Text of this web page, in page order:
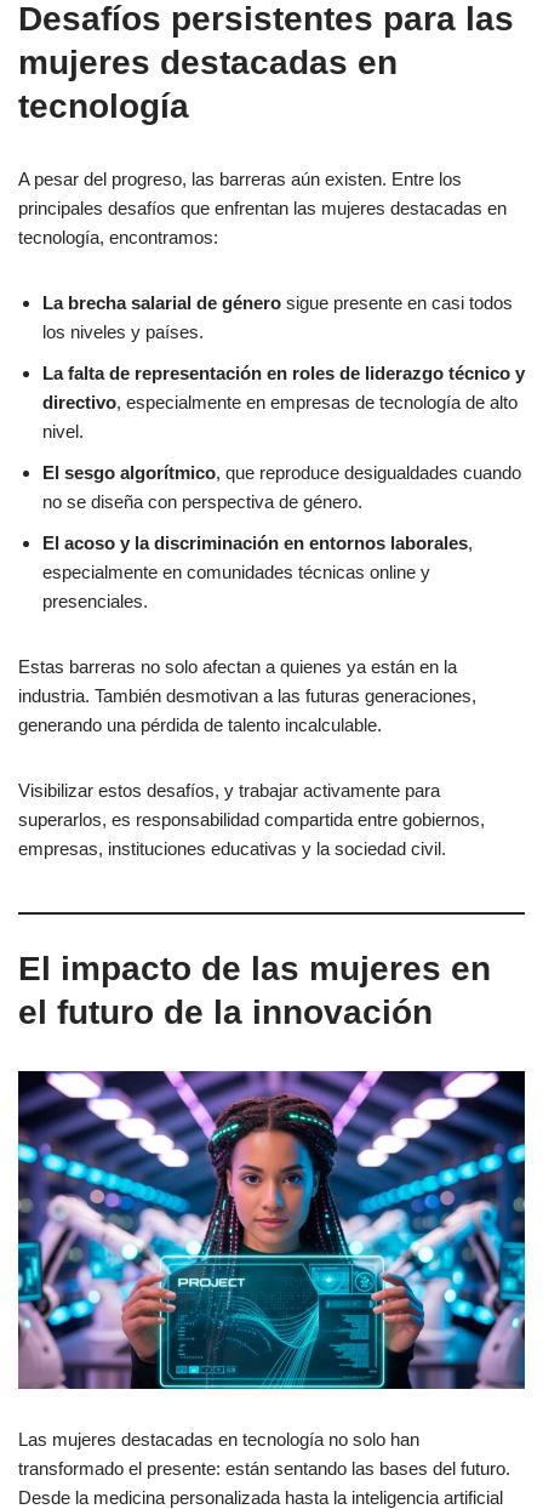
Desafíos persistentes para las
mujeres destacadas en
tecnología
A pesar del progreso, las barreras aún existen. Entre los
principales desafíos que enfrentan las mujeres destacadas en
tecnología, encontramos:
La brecha salarial de género sigue presente en casi todos
los niveles y países.
La falta de representación en roles de liderazgo técnico y
directivo, especialmente en empresas de tecnología de alto
nivel.
El sesgo algorítmico, que reproduce desigualdades cuando
no se diseña con perspectiva de género.
El acoso y la discriminación en entornos laborales,
especialmente en comunidades técnicas online y
presenciales.
Estas barreras no solo afectan a quienes ya están en la
industria. También desmotivan a las futuras generaciones,
generando una pérdida de talento incalculable.
Visibilizar estos desafíos, y trabajar activamente para
superarlos, es responsabilidad compartida entre gobiernos,
empresas, instituciones educativas y la sociedad civil.
El impacto de las mujeres en
el futuro de la innovación
Las mujeres destacadas en tecnología no solo han
transformado el presente: están sentando las bases del futuro.
Desde la medicina personalizada hasta la inteligencia artificial